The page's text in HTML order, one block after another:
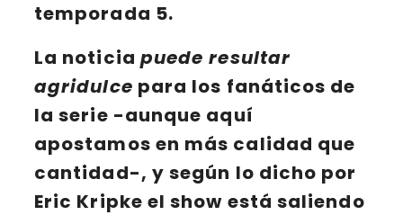
temporada 5.
La noticia puede resultar
agridulce para los fanáticos de
la serie -aunque aquí
apostamos en más calidad que
cantidad-, y según lo dicho por
Eric Kripke el show está saliendo